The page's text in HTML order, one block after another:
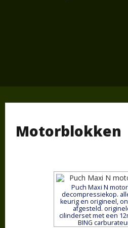
Motorblokken
Puch Maxi N
decompressiekop.
keurig en origineel,
afgesteld.
cilinderset met een
BING